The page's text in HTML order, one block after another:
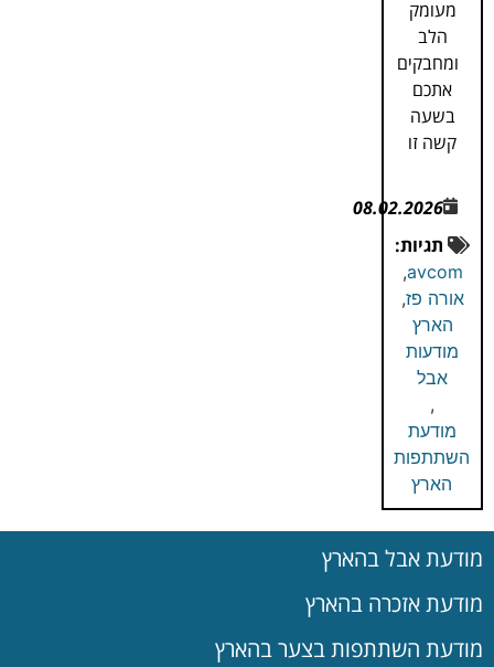
מעומק
הלב
ומחבקים
אתכם
בשעה
קשה זו
08.02.2026
תגיות:
avcom
,
אורה פז,
הארץ
מודעות
אבל
,
מודעת
השתתפות
הארץ
מודעת אבל בהארץ
מודעת אזכרה בהארץ
מודעת השתתפות בצער בהארץ